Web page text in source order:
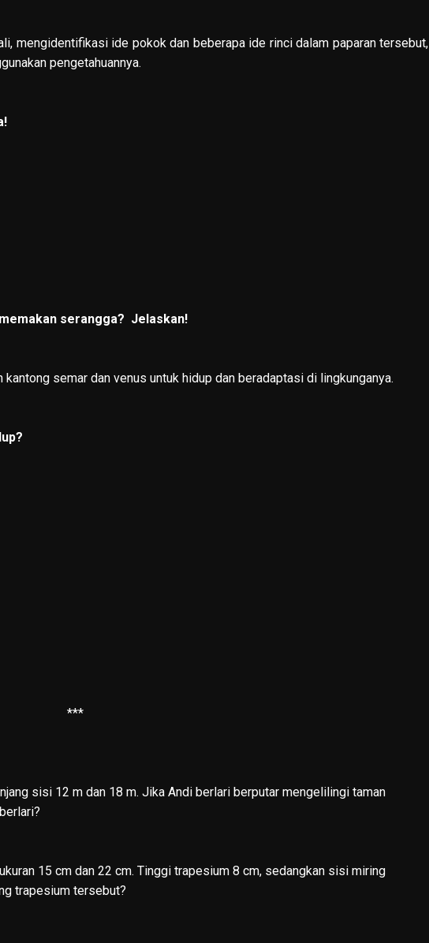
mengidentifikasi ide pokok dan beberapa ide rinci dalam paparan tersebut,
pengetahuannya.
serangga? Jelaskan!
semar dan venus untuk hidup dan beradaptasi di lingkunganya.
***
sisi 12 m dan 18 m. Jika Andi berlari berputar mengelilingi taman
15 cm dan 22 cm. Tinggi trapesium 8 cm, sedangkan sisi miring
trapesium tersebut?